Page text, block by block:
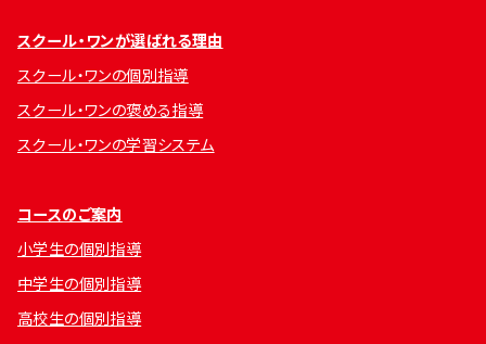
スクール・ワンが選ばれる理由
スクール・ワンの個別指導
スクール・ワンの褒める指導
スクール・ワンの学習システム
コースのご案内
小学生の個別指導
中学生の個別指導
高校生の個別指導